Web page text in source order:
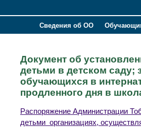
Сведения об ОО
Документ об
детьми в детском саду;
обучающихся в
продленного дня в
Распоряжение Администрации
детьми организациях,